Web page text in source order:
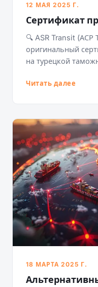
12 МАЯ 2025 Г.
Сертификат
🔍 ASR Transit
оригинальный
на турецкой
Читать далее
18 МАРТА 2025 Г.